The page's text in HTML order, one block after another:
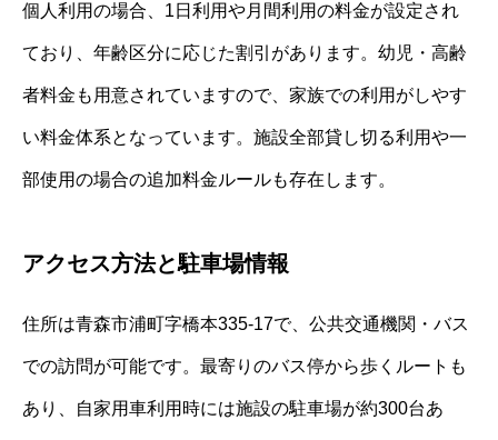
個人利用の場合、1日利用や月間利用の料金が設定され
ており、年齢区分に応じた割引があります。幼児・高齢
者料金も用意されていますので、家族での利用がしやす
い料金体系となっています。施設全部貸し切る利用や一
部使用の場合の追加料金ルールも存在します。
アクセス方法と駐車場情報
住所は青森市浦町字橋本335-17で、公共交通機関・バス
での訪問が可能です。最寄りのバス停から歩くルートも
あり、自家用車利用時には施設の駐車場が約300台あ